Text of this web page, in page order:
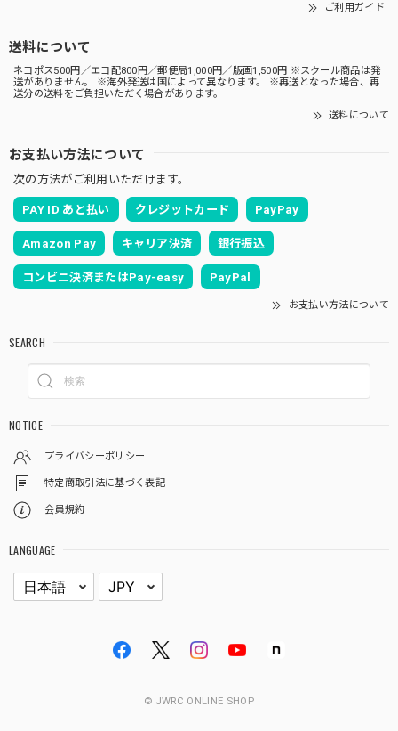
ご利用ガイド
送料について
ネコポス500円／エコ配800円／郵便局1,000円／版画1,500円 ※スクール商品は発
送がありません。 ※海外発送は国によって異なります。 ※再送となった場合、再
送分の送料をご負担いただく場合があります。
送料について
お支払い方法について
次の方法がご利用いただけます。
PAY ID あと払い クレジットカード PayPay
Amazon Pay キャリア決済 銀行振込
コンビニ決済またはPay-easy PayPal
お支払い方法について
SEARCH
NOTICE
プライバシーポリシー
特定商取引法に基づく表記
会員規約
LANGUAGE
© JWRC ONLINE SHOP